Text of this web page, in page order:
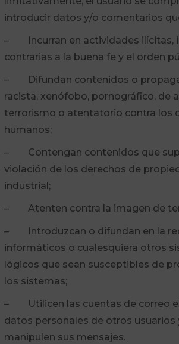
introducir datos y/o comentarios
– Incurran en actividades ilícitas,
contrarias a la buena fe y el orden
– Difundan contenidos o
racista, xenófobo, pornográfico, de
terrorismo o atentatorio contra los
humanos;
– Contengan contenidos que
violación de los derechos de
industrial;
– Atenten contra la imagen de
– Introduzcan o difundan en la
informáticos o cualesquiera otros
lógicos que sean susceptibles de
los sistemas;
– Utilicen las cuentas de correo
datos personales de otros usuarios
manipulen sus mensajes.